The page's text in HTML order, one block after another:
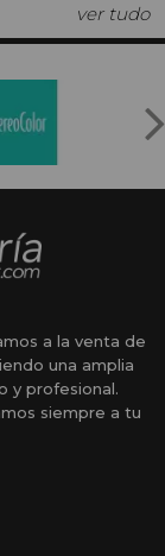
ver tudo
a la venta de
una amplia
y profesional.
siempre a tu